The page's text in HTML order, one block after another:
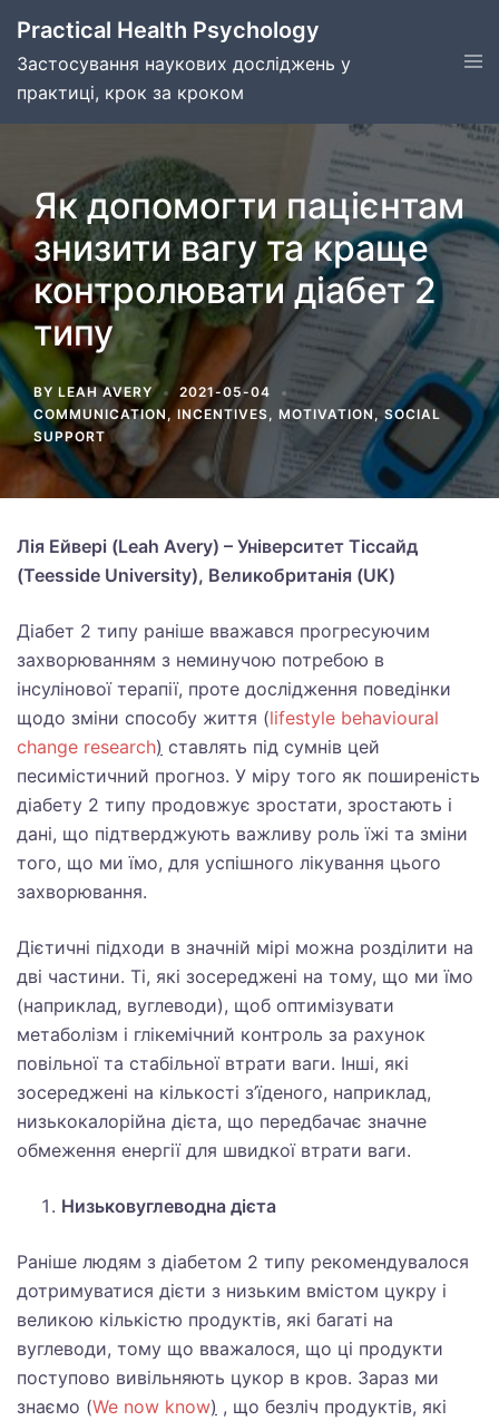
content
Practical Health Psychology
Застосування наукових досліджень у
практиці, крок за кроком
Як допомогти пацієнтам
знизити вагу та краще
контролювати діабет 2
типу
BY LEAH AVERY
2021-05-04
COMMUNICATION ,INCENTIVES, MOTIVATION ,SOCIAL
SUPPORT
Лія Ейвері (Leah Avery) – Університет Тіссайд
(Teesside University), Великобританія (UK)
Діабет 2 типу раніше вважався прогресуючим
захворюванням з неминучою потребою в
інсулінової терапії, проте дослідження поведінки
щодо зміни способу життя (lifestyle behavioural
change research) ставлять під сумнів цей
песимістичний прогноз. У міру того як поширеність
діабету 2 типу продовжує зростати, зростають і
дані, що підтверджують важливу роль їжі та зміни
того, що ми їмо, для успішного лікування цього
захворювання.
Дієтичні підходи в значній мірі можна розділити на
дві частини. Ті, які зосереджені на тому, що ми їмо
(наприклад, вуглеводи), щоб оптимізувати
метаболізм і глікемічний контроль за рахунок
повільної та стабільної втрати ваги. Інші, які
зосереджені на кількості з’їденого, наприклад,
низькокалорійна дієта, що передбачає значне
обмеження енергії для швидкої втрати ваги.
Низьковуглеводна дієта
Раніше людям з діабетом 2 типу рекомендувалося
дотримуватися дієти з низьким вмістом цукру і
великою кількістю продуктів, які багаті на
вуглеводи, тому що вважалося, що ці продукти
поступово вивільняють цукор в кров. Зараз ми
знаємо (We now know) , що безліч продуктів, які